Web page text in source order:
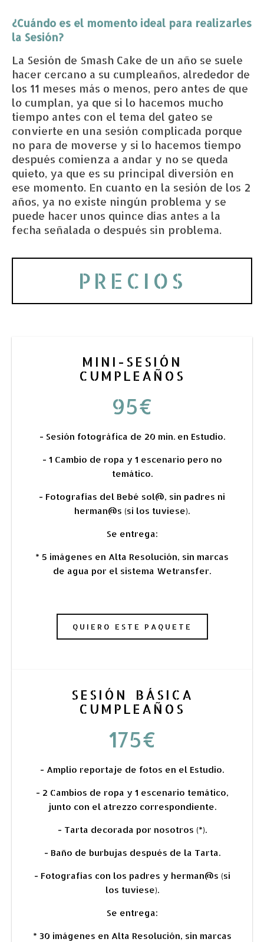
¿Cuándo es el momento ideal para realizarles
la Sesión?
La Sesión de Smash Cake de un año se suele
hacer cercano a su cumpleaños, alrededor de
los 11 meses más o menos, pero antes de que
lo cumplan, ya que si lo hacemos mucho
tiempo antes con el tema del gateo se
convierte en una sesión complicada porque
no para de moverse y si lo hacemos tiempo
después comienza a andar y no se queda
quieto, ya que es su principal diversión en
ese momento. En cuanto en la sesión de los 2
años, ya no existe ningún problema y se
puede hacer unos quince días antes a la
fecha señalada o después sin problema.
PRECIOS
MINI-SESIÓN
CUMPLEAÑOS
95€
- Sesión fotográfica de 20 min. en Estudio.
- 1 Cambio de ropa y 1 escenario pero no
temático.
- Fotografías del Bebé sol@, sin padres ni
herman@s (si los tuviese).
Se entrega:
* 5 imágenes en Alta Resolución, sin marcas
de agua por el sistema Wetransfer.
QUIERO ESTE PAQUETE
SESIÓN BÁSICA
CUMPLEAÑOS
175€
- Amplio reportaje de fotos en el Estudio.
- 2 Cambios de ropa y 1 escenario temático,
junto con el atrezzo correspondiente.
- Tarta decorada por nosotros (*).
- Baño de burbujas después de la Tarta.
- Fotografías con los padres y herman@s (si
los tuviese).
Se entrega:
* 30 imágenes en Alta Resolución, sin marcas